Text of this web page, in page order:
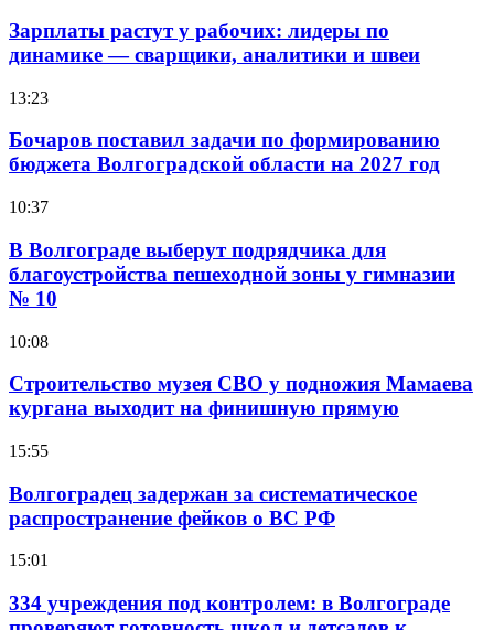
Зарплаты растут у рабочих: лидеры по
динамике — сварщики, аналитики и швеи
13:23
Бочаров поставил задачи по формированию
бюджета Волгоградской области на 2027 год
10:37
В Волгограде выберут подрядчика для
благоустройства пешеходной зоны у гимназии
№ 10
10:08
Строительство музея СВО у подножия Мамаева
кургана выходит на финишную прямую
15:55
Волгоградец задержан за систематическое
распространение фейков о ВС РФ
15:01
334 учреждения под контролем: в Волгограде